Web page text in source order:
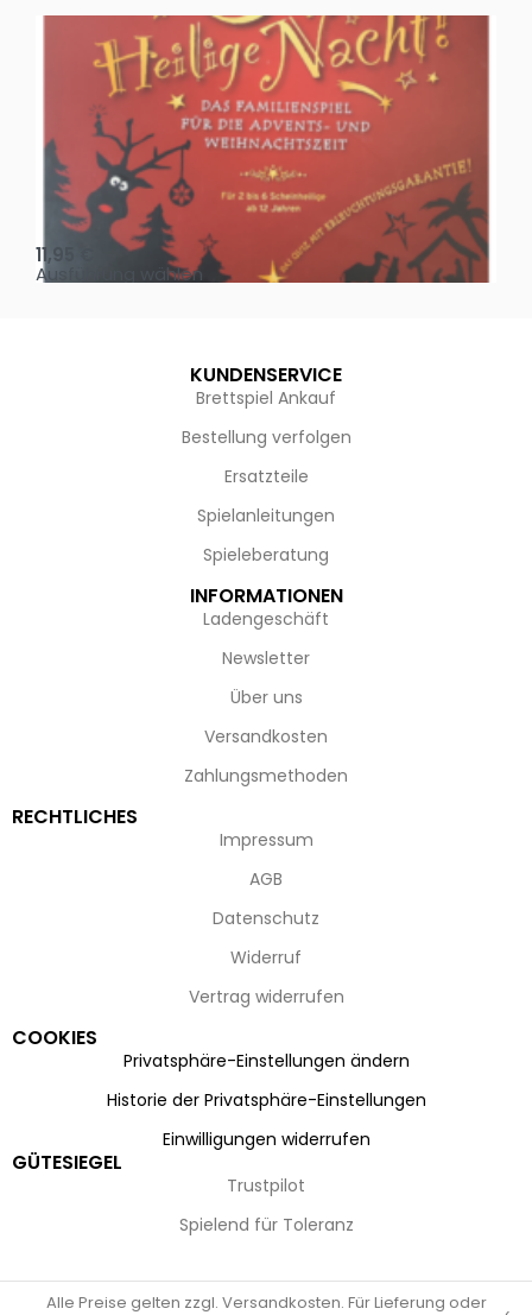
Oh, heilige Nacht!
11,95
Ausführung wählen
KUNDENSERVICE
Brettspiel Ankauf
Bestellung verfolgen
Ersatzteile
Spielanleitungen
Spieleberatung
INFORMATIONEN
Ladengeschäft
Newsletter
Über uns
Versandkosten
Zahlungsmethoden
RECHTLICHES
Impressum
AGB
Datenschutz
Widerruf
Vertrag widerrufen
COOKIES
Privatsphäre-Einstellungen ändern
Historie der Privatsphäre-Einstellungen
Einwilligungen widerrufen
GÜTESIEGEL
Trustpilot
Spielend für Toleranz
Alle Preise gelten zzgl. Versandkosten. Für Lieferung oder